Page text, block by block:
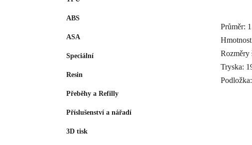
ABS
ASA
Speciální
Resin
Přeběhy a Refilly
Příslušenství a nářadí
3D tisk
Průměr:
Rozměry
Tryska: